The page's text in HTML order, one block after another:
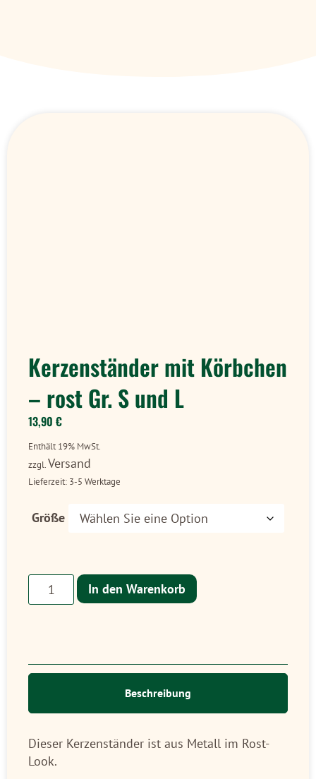
Kerzenständer mit Körbchen
– rost Gr. S und L
13,90 €
Enthält 19% MwSt.
zzgl.Versand
Lieferzeit: 3-5 Werktage
Größe
In den Warenkorb
Beschreibung
Dieser Kerzenständer ist aus Metall im Rost-
Look.